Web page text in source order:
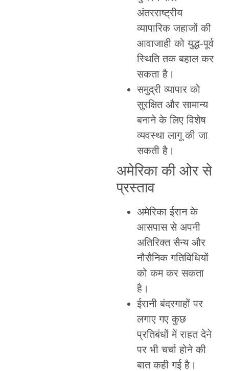
अंतरराष्ट्रीय
व्यापारिक जहाजों की
आवाजाही को युद्ध-पूर्व
स्थिति तक बहाल कर
सकता है।
समुद्री व्यापार को
सुरक्षित और सामान्य
बनाने के लिए विशेष
व्यवस्था लागू की जा
सकती है।
अमेरिका की ओर से
प्रस्ताव
अमेरिका ईरान के
आसपास से अपनी
अतिरिक्त सैन्य और
नौसैनिक गतिविधियों
को कम कर सकता
है।
ईरानी बंदरगाहों पर
लगाए गए कुछ
प्रतिबंधों में राहत देने
पर भी चर्चा होने की
बात कही गई है।